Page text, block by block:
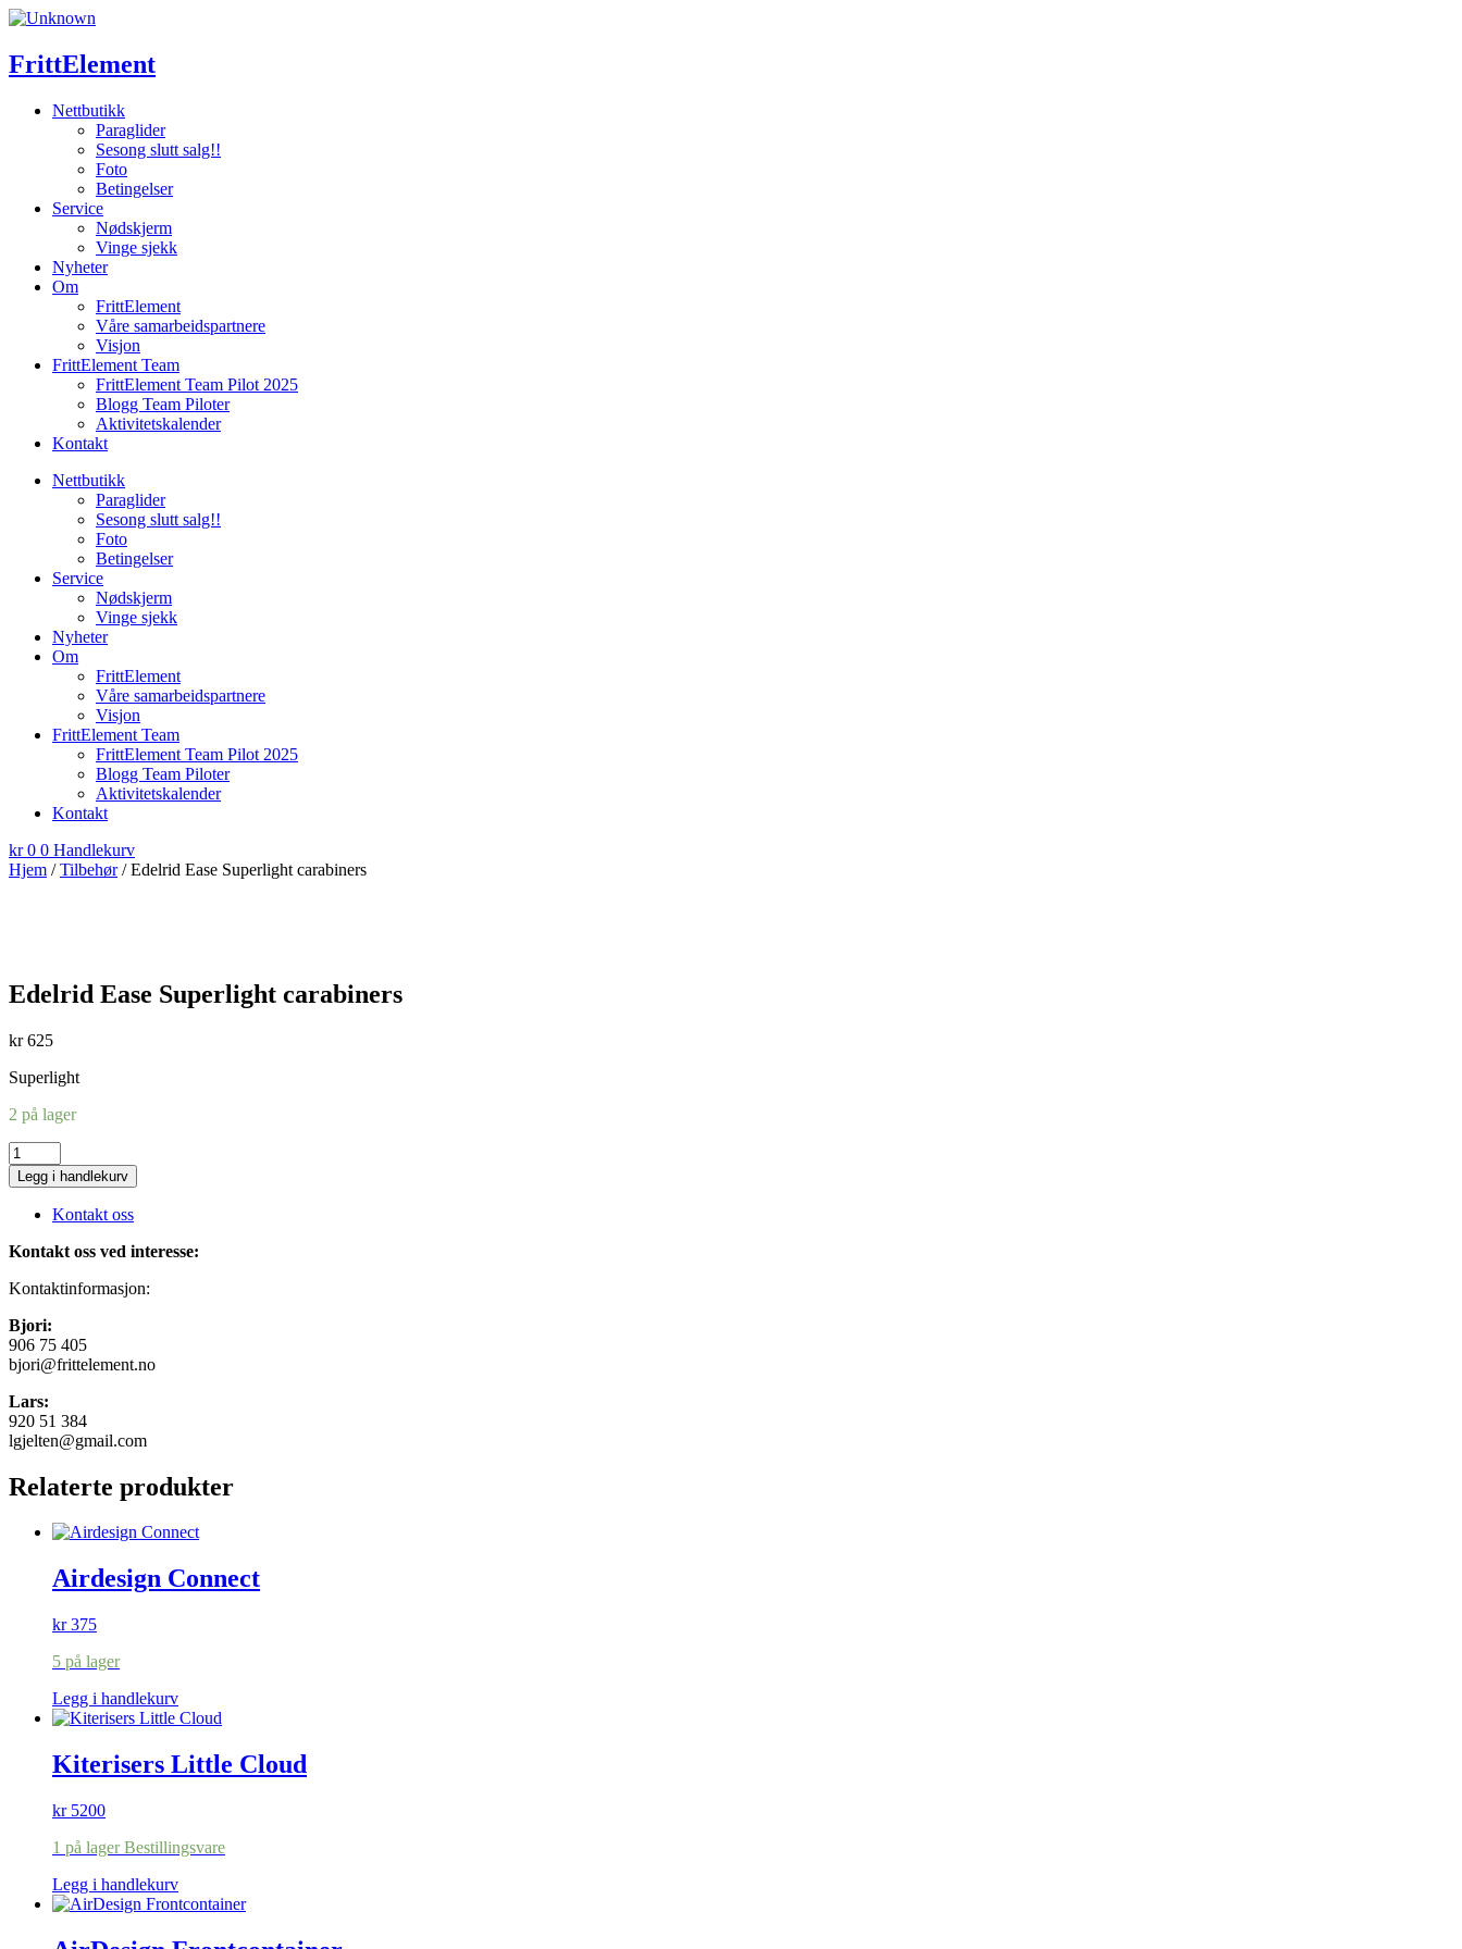
Skip
content
FrittElement
Nettbutikk
Paraglider
Sesong slutt salg!!
Foto
Betingelser
Service
Nødskjerm
Vinge sjekk
Nyheter
Om
FrittElement
Våre samarbeidspartnere
Visjon
FrittElement Team
FrittElement Team Pilot 2025
Blogg Team Piloter
Aktivitetskalender
Kontakt
Nettbutikk
Paraglider
Sesong slutt salg!!
Foto
Betingelser
Service
Nødskjerm
Vinge sjekk
Nyheter
Om
FrittElement
Våre samarbeidspartnere
Visjon
FrittElement Team
FrittElement Team Pilot 2025
Blogg Team Piloter
Aktivitetskalender
Kontakt
kr0 0 Handlekurv
Hjem /Tilbehør/ Edelrid Ease Superlight carabiners
Edelrid Ease Superlight carabiners
kr625
Superlight
2 på lager
Edelrid
Ease
Superlight
carabiners
Legg i handlekurv
Kontakt oss
Kontakt oss ved interesse:
Kontaktinformasjon:
Bjori:
906 75 405
bjori@frittelement.no
Lars:
920 51 384
lgjelten@gmail.com
Relaterte produkter
Airdesign Connect
kr375
5 på lager
Legg i handlekurv
Kiterisers Little Cloud
kr5200
1 på lager Bestillingsvare
Legg i handlekurv